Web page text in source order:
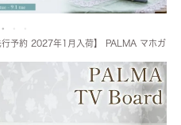
行予約 2027年1月入荷】 PALMA マホガ